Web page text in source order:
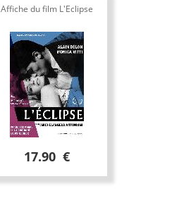
Affiche du film L'Eclipse
17.90 €